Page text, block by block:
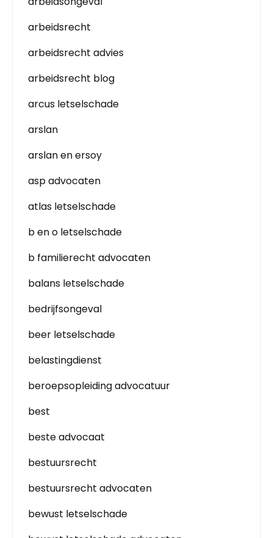
arbeidsrecht
arbeidsrecht advies
arbeidsrecht blog
arcus letselschade
arslan
arslan en ersoy
asp advocaten
atlas letselschade
b en o letselschade
b familierecht advocaten
balans letselschade
bedrijfsongeval
beer letselschade
belastingdienst
beroepsopleiding advocatuur
best
beste advocaat
bestuursrecht
bestuursrecht advocaten
bewust letselschade